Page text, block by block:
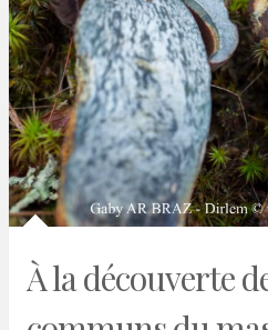
À la découverte